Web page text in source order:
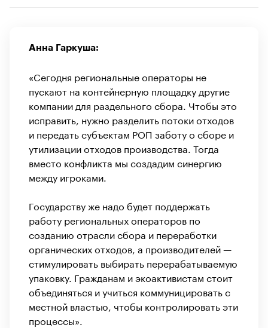
Анна Гаркуша:
«Сегодня региональные операторы не
пускают на контейнерную площадку другие
компании для раздельного сбора. Чтобы это
исправить, нужно разделить потоки отходов
и передать субъектам РОП заботу о сборе и
утилизации отходов производства. Тогда
вместо конфликта мы создадим синергию
между игроками.
Государству же надо будет поддержать
работу региональных операторов по
созданию отрасли сбора и переработки
органических отходов, а производителей —
стимулировать выбирать перерабатываемую
упаковку. Гражданам и экоактивистам стоит
объединяться и учиться коммуницировать с
местной властью, чтобы контролировать эти
процессы».